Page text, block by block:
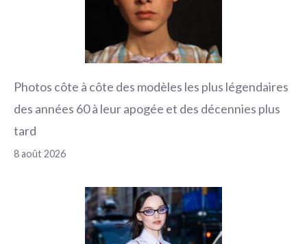
Photos côte à côte des modèles les plus légendaires
des années 60 à leur apogée et des décennies plus
tard
8 août 2026